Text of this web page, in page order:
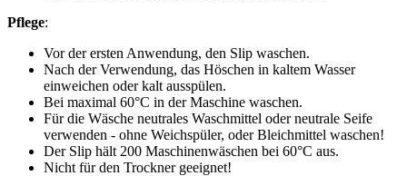
Pflege:
Vor der ersten Anwendung, den Slip waschen.
Nach der Verwendung, das Höschen in kaltem Wasser
einweichen oder kalt ausspülen.
Bei maximal 60°C in der Maschine waschen.
Für die Wäsche neutrales Waschmittel oder neutrale Seife
verwenden - ohne Weichspüler, oder Bleichmittel waschen!
Der Slip hält 200 Maschinenwäschen bei 60°C aus.
Nicht für den Trockner geeignet!